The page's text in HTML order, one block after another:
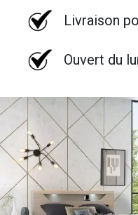
Livraison
Ouvert du